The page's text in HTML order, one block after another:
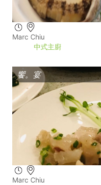
Marc Chiu
中式主廚
饗。宴
Marc Chiu